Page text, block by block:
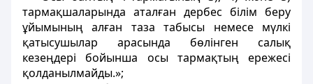
тармақшаларында аталған дербес білім беру
ұйымының алған таза табысы немесе мүлкi
қатысушылар арасында бөлінген салық
кезеңдерi бойынша осы тармақтың ережесi
қолданылмайды.»;